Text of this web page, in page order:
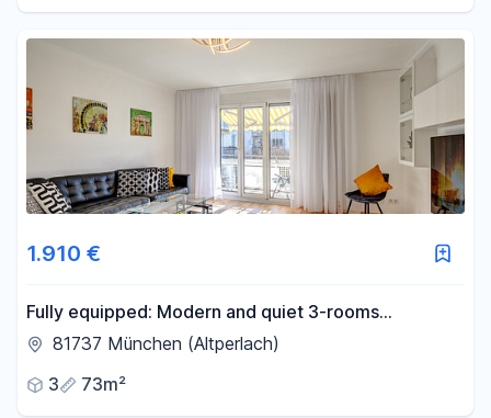
1.910 €
Fully equipped: Modern and quiet 3-rooms
apartment in Altperlach close to S-Bahn
81737 München (Altperlach)
3
73m²